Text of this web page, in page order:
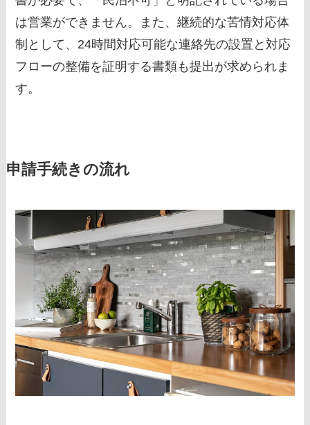
は営業ができません。また、継続的な苦情対応体
制として、24時間対応可能な連絡先の設置と対応
フローの整備を証明する書類も提出が求められま
す。
申請手続きの流れ